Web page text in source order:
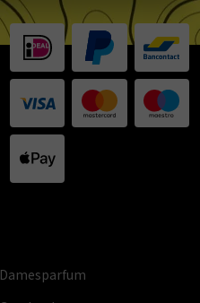
Damesparfum